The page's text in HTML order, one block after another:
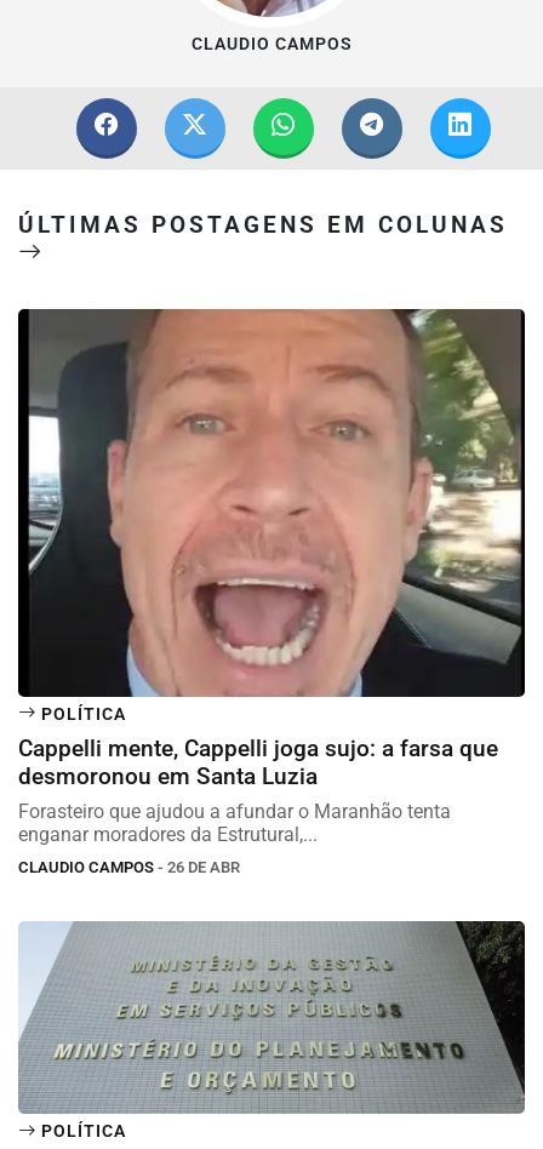
CLAUDIO CAMPOS
ÚLTIMAS POSTAGENS EM COLUNAS
POLÍTICA
Cappelli mente, Cappelli joga sujo: a farsa que
desmoronou em Santa Luzia
Forasteiro que ajudou a afundar o Maranhão tenta
enganar moradores da Estrutural,...
CLAUDIO CAMPOS - 26 DE ABR
POLÍTICA